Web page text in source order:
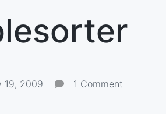
19, 2009 1 Comment